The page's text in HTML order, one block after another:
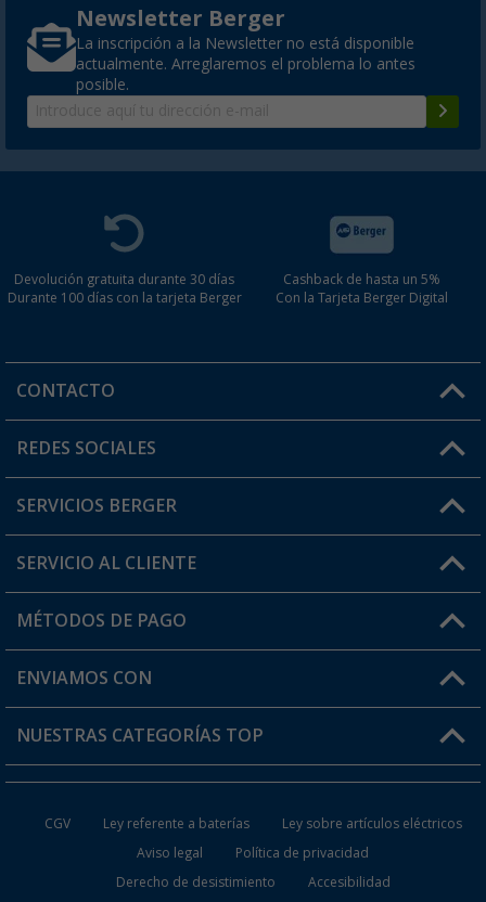
Newsletter Berger
La inscripción a la Newsletter no está disponible
actualmente. Arreglaremos el problema lo antes
posible.
Devolución gratuita durante 30 días
Durante 100 días con la tarjeta Berger
Cashback de hasta un 5%
Con la Tarjeta Berger Digital
CONTACTO
Horario de atención al cliente:
¿Tienes alguna duda?
REDES SOCIALES
SERVICIOS BERGER
Conviértete en distribuidor
Mi cuenta
Tarjeta Berger Digital
SERVICIO AL CLIENTE
FAQ y Contacto
Información de envío
¿Dónde está mi pedido?
MÉTODOS DE PAGO
ENVIAMOS CON
NUESTRAS CATEGORÍAS TOP
Muebles de Camping
CGV Ley referente a baterías
Ley sobre artículos eléctricos
Aviso legal
Política de privacidad
Derecho de desistimiento
Accesibilidad